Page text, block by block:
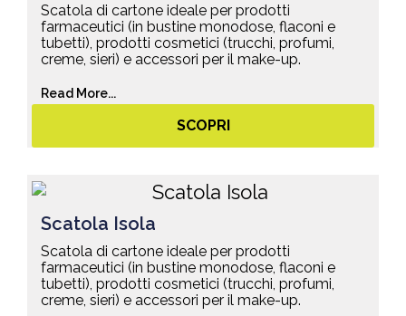
Scatola di cartone ideale per prodotti
farmaceutici (in bustine monodose, flaconi e
tubetti), prodotti cosmetici (trucchi, profumi,
creme, sieri) e accessori per il make-up.
Read More...
SCOPRI
Scatola Isola
Scatola di cartone ideale per prodotti
farmaceutici (in bustine monodose, flaconi e
tubetti), prodotti cosmetici (trucchi, profumi,
creme, sieri) e accessori per il make-up.